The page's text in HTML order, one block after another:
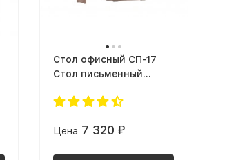
Cтол офисный СП-17
Стол письменный
Светлый (3356 PR)/
PR)/ корпус Ясень
Цена 7 320 ₽